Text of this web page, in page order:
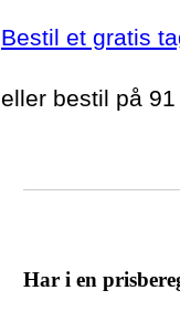
Bestil et gratis
eller bestil på
Har i en